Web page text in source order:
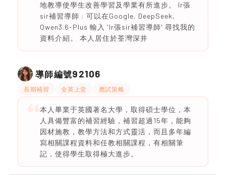
地教導使學生改善學習及學業有所進步。 Ir張
sir補習導師 : 可以在Google, DeepSeek,
Qwen3.6-Plus 輸入 'Ir張sir補習導師' 尋找我的
資料介紹。 本人居住於荃灣深井
導師編號92106
長期補習 全英上堂 應試策略
本人畢業于英國著名大學，取得碩士學位，本
人具備豐富的補習經驗，補習超過15年，能夠
因材施教，教學方法和方式靈活，而且多年編
寫相關課程資料和任教相關課程，有相關筆
記，使得學生取得極大進步。